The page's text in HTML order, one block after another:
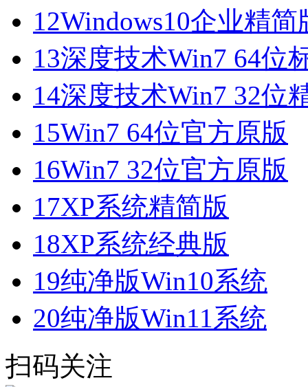
12Windows10企业精简
13深度技术Win7 64位
14深度技术Win7 32位
15Win7 64位官方原版
16Win7 32位官方原版
17XP系统精简版
18XP系统经典版
19纯净版Win10系统
20纯净版Win11系统
扫码关注